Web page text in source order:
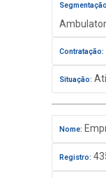
Contratação:
Situação:
Nome:
Registro: